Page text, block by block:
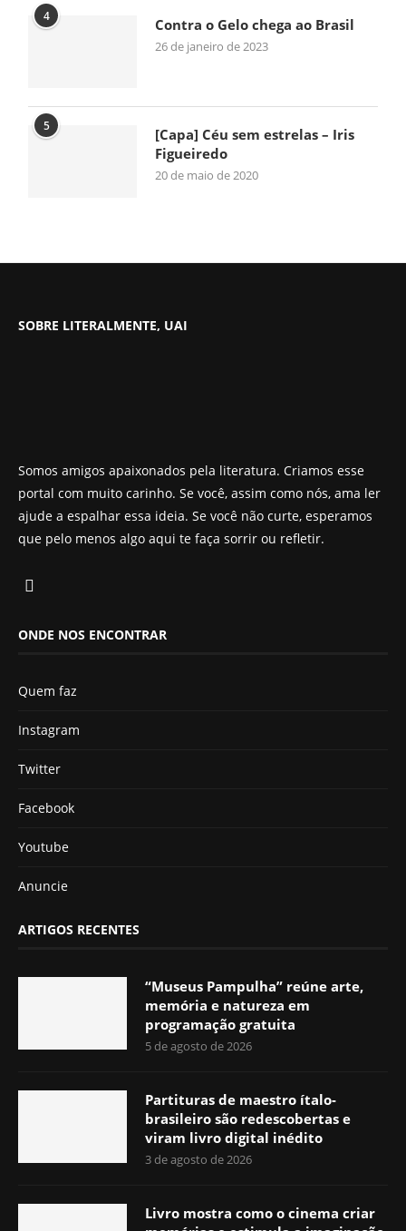
4 Contra o Gelo chega ao Brasil
26 de janeiro de 2023
5
[Capa] Céu sem estrelas – Iris
Figueiredo
20 de maio de 2020
SOBRE LITERALMENTE, UAI
Somos amigos apaixonados pela literatura. Criamos esse
portal com muito carinho. Se você, assim como nós, ama ler
ajude a espalhar essa ideia. Se você não curte, esperamos
que pelo menos algo aqui te faça sorrir ou refletir.
ONDE NOS ENCONTRAR
Quem faz
Instagram
Twitter
Facebook
Youtube
Anuncie
ARTIGOS RECENTES
“Museus Pampulha” reúne arte,
memória e natureza em
programação gratuita
5 de agosto de 2026
Partituras de maestro ítalo-
brasileiro são redescobertas e
viram livro digital inédito
3 de agosto de 2026
Livro mostra como o cinema criar